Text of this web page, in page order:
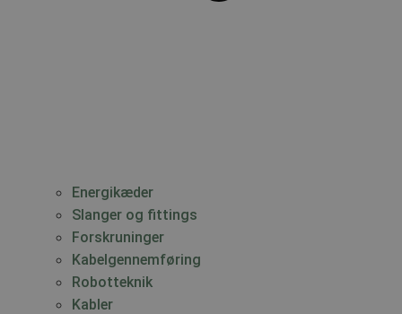
Energikæder
Slanger og fittings
Forskruninger
Kabelgennemføring
Robotteknik
Kabler